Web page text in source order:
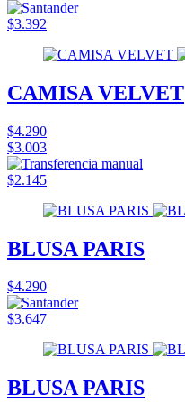
$3.392
CAMISA VELVET
$4.290
$3.003
$2.145
BLUSA PARIS
$4.290
$3.647
BLUSA PARIS